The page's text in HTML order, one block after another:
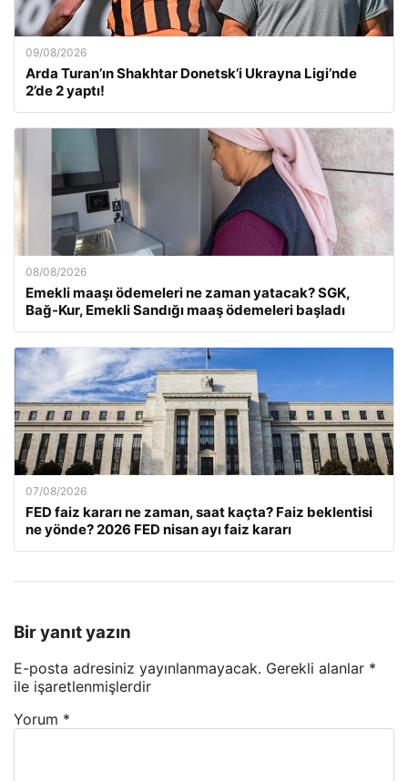
09/08/2026
Arda Turan’ın Shakhtar Donetsk’i Ukrayna Ligi’nde
2’de 2 yaptı!
08/08/2026
Emekli maaşı ödemeleri ne zaman yatacak? SGK,
Bağ-Kur, Emekli Sandığı maaş ödemeleri başladı
07/08/2026
FED faiz kararı ne zaman, saat kaçta? Faiz beklentisi
ne yönde? 2026 FED nisan ayı faiz kararı
Bir yanıt yazın
E-posta adresiniz yayınlanmayacak. Gerekli alanlar *
ile işaretlenmişlerdir
Yorum *